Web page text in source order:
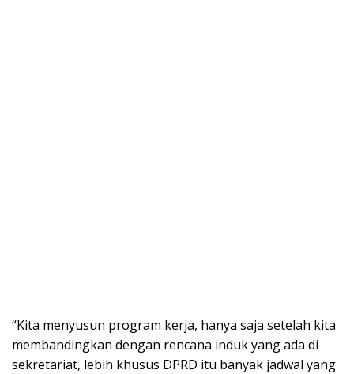
“Kita menyusun program kerja, hanya saja setelah kita
membandingkan dengan rencana induk yang ada di
sekretariat, lebih khusus DPRD itu banyak jadwal yang